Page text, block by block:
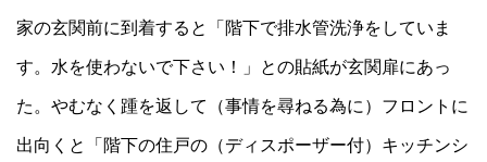
家の玄関前に到着すると「階下で排水管洗浄をしていま
す。水を使わないで下さい！」との貼紙が玄関扉にあっ
た。やむなく踵を返して（事情を尋ねる為に）フロントに
出向くと「階下の住戸の（ディスポーザー付）キッチンシ